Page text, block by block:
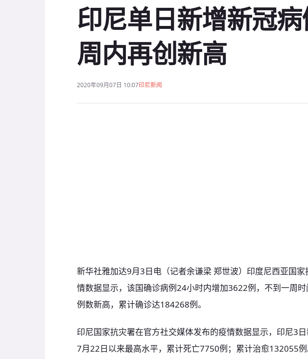
印尼单日新增新冠
周内再创新高
2020年09月07日 10:07印尼新闻
新华社雅加达9月3日电（记者余谦梁 郑世波）印度尼西亚国
情数据显示，该国确诊病例24小时内增加3622例，不到一周
例数新高，累计确诊达184268例。
印尼国家抗灾署在官方社交媒体发布的疫情数据显示，印尼3
7月22日以来最高水平，累计死亡7750例；累计治愈132055